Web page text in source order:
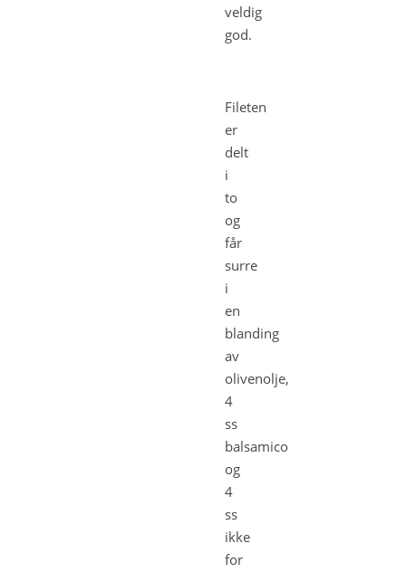
veldig
god.
Fileten
er
delt
i
to
og
får
surre
i
en
blanding
av
olivenolje,
4
ss
balsamico
og
4
ss
ikke
for